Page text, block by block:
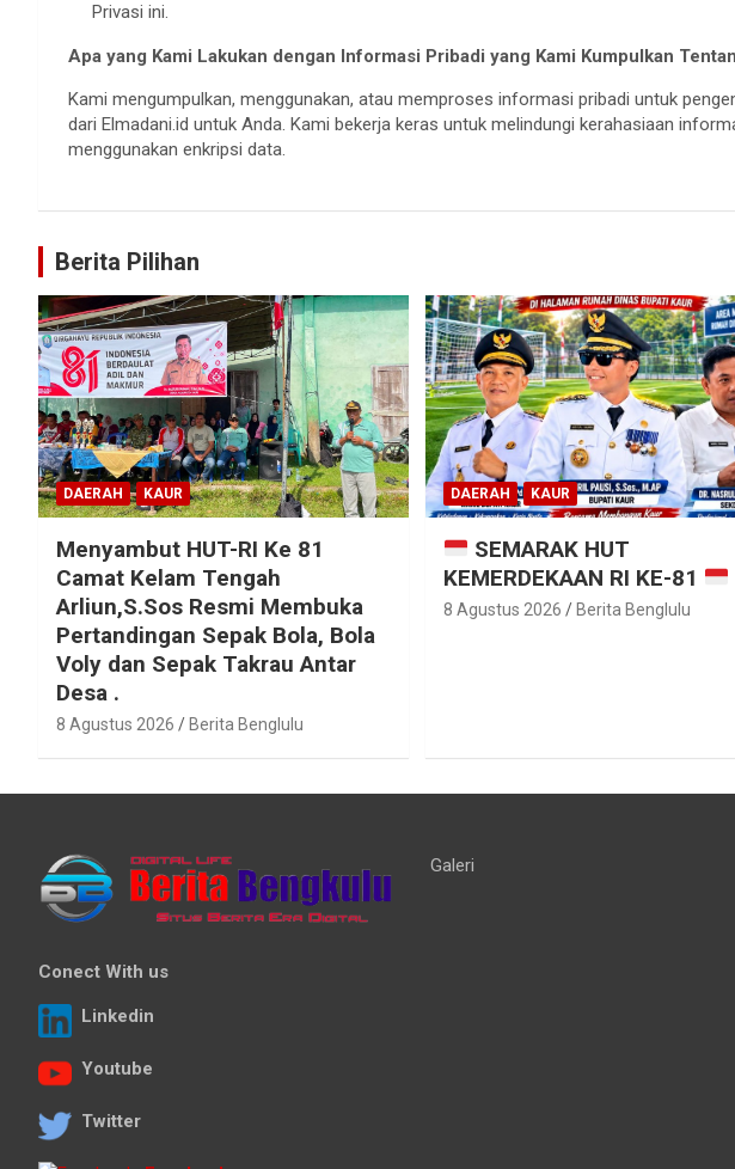
Privasi ini.
Apa yang Kami Lakukan dengan Informasi Pribadi yang Kami Kumpulkan
Kami mengumpulkan, menggunakan, atau memproses informasi pribadi untuk
dari Elmadani.id untuk Anda. Kami bekerja keras untuk melindungi kerahasiaan
menggunakan enkripsi data.
Berita Pilihan
DAERAH KAUR
Menyambut HUT-RI Ke 81
Camat Kelam Tengah
Arliun,S.Sos Resmi Membuka
Pertandingan Sepak Bola, Bola
Voly dan Sepak Takrau Antar
Desa .
8 Agustus 2026 Berita Benglulu
DAERAH KAUR
SEMARAK HUT
KEMERDEKAAN RI KE-81
8 Agustus 2026 Berita Benglulu
Conect With us
Linkedin
Youtube
Twitter
Galeri